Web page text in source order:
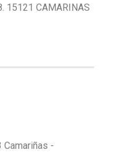
15121 CAMARINAS
Camariñas -